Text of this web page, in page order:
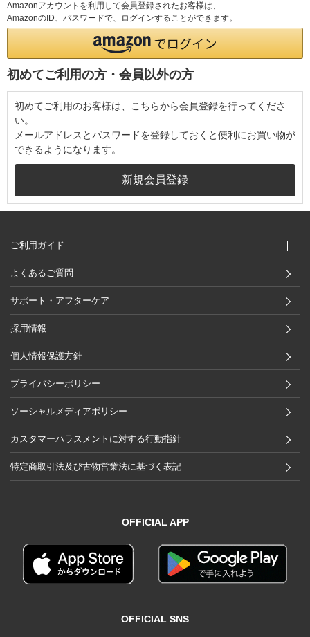
Amazonアカウントを利用して会員登録されたお客様は、
AmazonのID、パスワードで、ログインすることができます。
初めてご利用の方・会員以外の方
初めてご利用のお客様は、こちらから会員登録を行ってくださ
い。
メールアドレスとパスワードを登録しておくと便利にお買い物が
できるようになります。
ご利用ガイド
よくあるご質問
サポート・アフターケア
採用情報
個人情報保護方針
プライバシーポリシー
ソーシャルメディアポリシー
カスタマーハラスメントに対する行動指針
特定商取引法及び古物営業法に基づく表記
OFFICIAL APP
OFFICIAL SNS